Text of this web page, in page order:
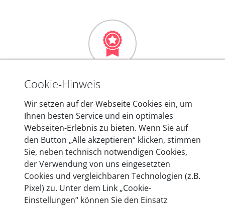
Mehr als 10 Jahre Erfahrung
In den Kfz-Diagnosegeräten von autoaid stecken
mehr als 10 Jahre Erfahrung, und auch in Zukunft
entwickeln wir unsere Produkte am Standort in
Berlin laufend weiter. Auf diese Qualität vertrauen
heute mehr als 60.000 Privatkunden und
Unternehmen.
Cookie-Hinweis
Wir setzen auf der Webseite Cookies ein, um
Ihnen besten Service und ein optimales
Webseiten-Erlebnis zu bieten. Wenn Sie auf
den Button „Alle akzeptieren“ klicken, stimmen
Sie, neben technisch notwendigen Cookies,
der Verwendung von uns eingesetzten
Cookies und vergleichbaren Technologien (z.B.
Pixel) zu. Unter dem Link „Cookie-
Einstellungen“ können Sie den Einsatz